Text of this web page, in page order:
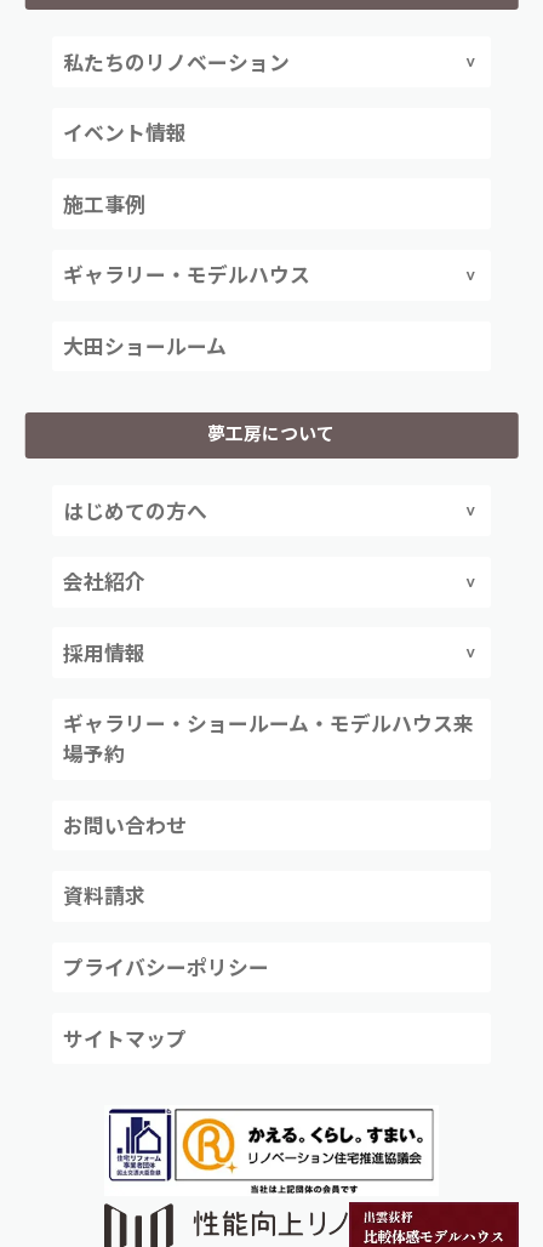
私たちのリノベーション
イベント情報
施工事例
ギャラリー・モデルハウス
大田ショールーム
夢工房について
はじめての方へ
会社紹介
採用情報
ギャラリー・ショールーム・モデルハウス来
場予約
お問い合わせ
資料請求
プライバシーポリシー
サイトマップ